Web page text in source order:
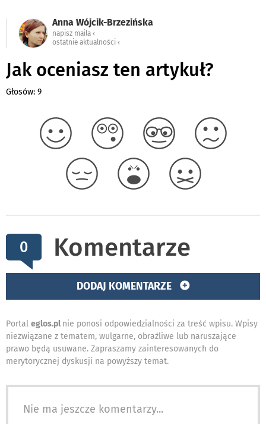
Anna Wójcik-Brzezińska
napisz maila ‹
ostatnie aktualności ‹
Jak oceniasz ten artykuł?
Głosów: 9
0 Komentarze
DODAJ KOMENTARZE
Portal eglos.pl nie ponosi odpowiedzialności za treść wpisu. Wpisy
niezwiązane z tematem, wulgarne, obraźliwe lub naruszające
prawo będą usuwane. Zapraszamy zainteresowanych do
merytorycznej dyskusji na powyższy temat.
Nie ma jeszcze komentarzy...